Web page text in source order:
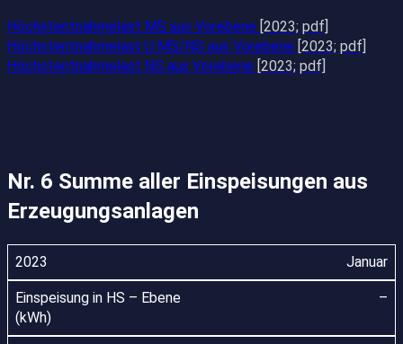
Höchstentnahmelast MS aus Vorebene [2023; pdf]
Höchstentnahmelast U MS/NS aus Vorebene [2023; pdf]
Höchstentnahmelast NS aus Vorebene [2023; pdf]
Nr. 6 Summe aller Einspeisungen aus
Erzeugungsanlagen
Januar
–